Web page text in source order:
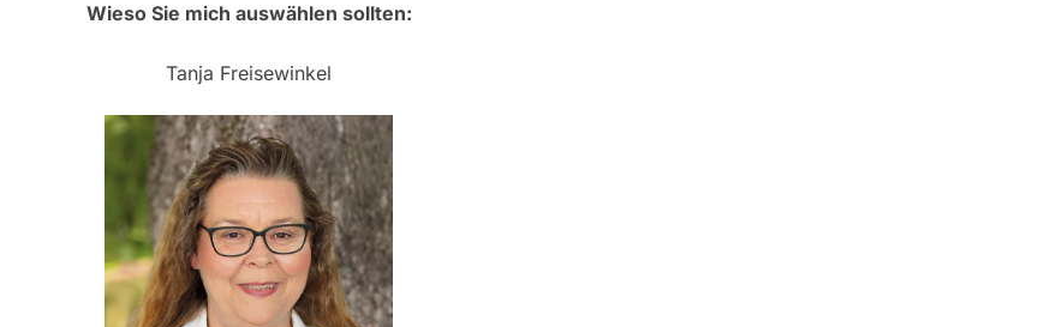
Wieso Sie mich auswählen sollten:
Tanja Freisewinkel